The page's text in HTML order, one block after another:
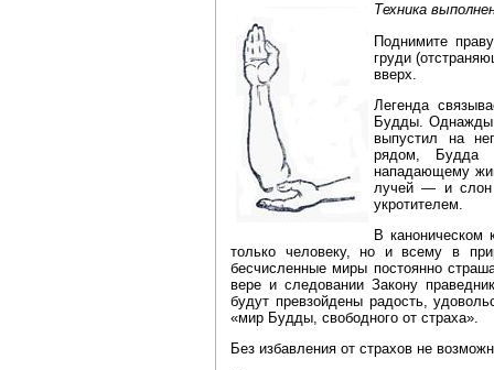
Техника
Поднимите
груди
вверх.
Легенда
Будды. Однажды
выпустил на
рядом, Будда
нападающему
лучей — и слон
укротителем.
В каноническом
только человеку, но и всему в
бесчисленные миры постоянно
вере и следовании Закону
будут превзойдены радость,
«мир Будды, свободного от страха».
Без избавления от страхов не